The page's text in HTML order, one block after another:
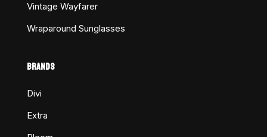
Vintage Wayfarer
Wraparound Sunglasses
BRANDS
Divi
Extra